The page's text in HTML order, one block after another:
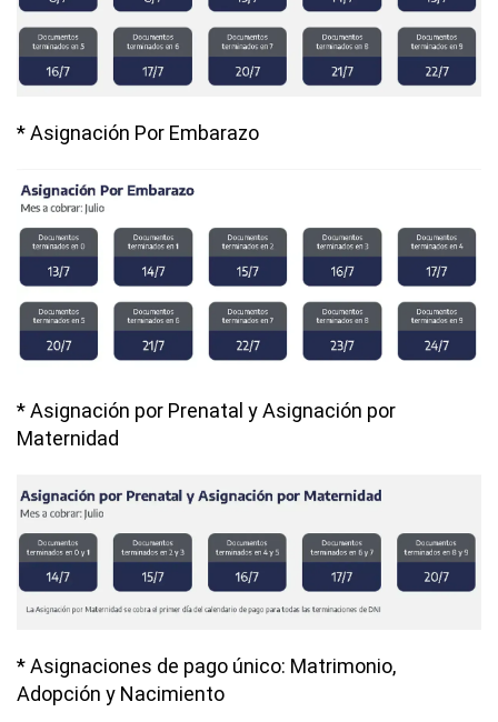
* Asignación Por Embarazo
* Asignación por Prenatal y Asignación por
Maternidad
* Asignaciones de pago único: Matrimonio,
Adopción y Nacimiento